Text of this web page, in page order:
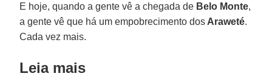
E hoje, quando a gente vê a chegada de Belo Monte,
a gente vê que há um empobrecimento dos Araweté.
Cada vez mais.
Leia mais